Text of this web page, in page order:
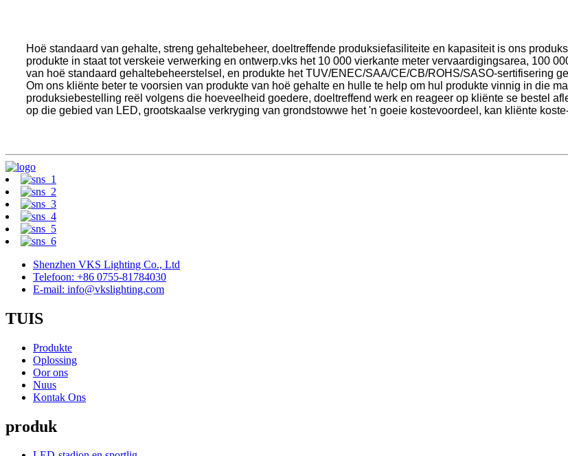
Hoë standaard van gehalte, streng gehaltebeheer, doeltreffende produksiefasiliteite en kapasiteit is ons
produkte in staat tot verskeie verwerking en ontwerp.vks het 10 000 vierkante meter vervaardigingsarea, 100
van hoë standaard gehaltebeheerstelsel, en produkte het TUV/ENEC/SAA/CE/CB/ROHS/SASO-sertifisering
Om ons kliënte beter te voorsien van produkte van hoë gehalte en hulle te help om hul produkte vinnig in die
produksiebestelling reël volgens die hoeveelheid goedere, doeltreffend werk en reageer op kliënte se bestel
op die gebied van LED, grootskaalse verkryging van grondstowwe het 'n goeie kostevoordeel, kan kliënte
Shenzhen VKS Lighting Co., Ltd
Telefoon: +86 0755-81784030
E-mail: info@vkslighting.com
TUIS
Produkte
Oplossing
Oor ons
Nuus
Kontak Ons
produk